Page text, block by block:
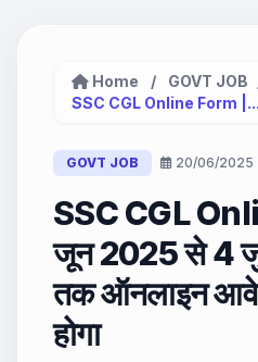
Home / GOVT JOB
SSC CGL Online Form |...
GOVT JOB 20/06/2025
SSC CGL
जून 2025 से 4
तक ऑनलाइन
होगा